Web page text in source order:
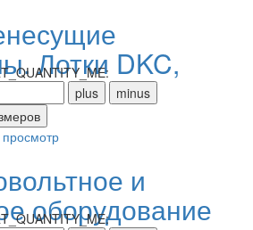
Лотки DKC,
и
оборудование